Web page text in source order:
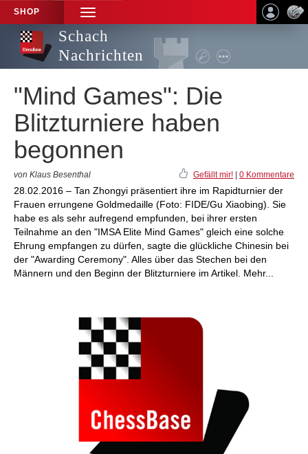
SHOP
TOGGLE
NAVIGATION
Schach
Nachrichten
"Mind Games": Die
Blitzturniere haben
begonnen
von Klaus Besenthal Gefällt mir! 0 Kommentare
28.02.2016 – Tan Zhongyi präsentiert ihre im Rapidturnier der
Frauen errungene Goldmedaille (Foto: FIDE/Gu Xiaobing). Sie
habe es als sehr aufregend empfunden, bei ihrer ersten
Teilnahme an den "IMSA Elite Mind Games" gleich eine solche
Ehrung empfangen zu dürfen, sagte die glückliche Chinesin bei
der "Awarding Ceremony". Alles über das Stechen bei den
Männern und den Beginn der Blitzturniere im Artikel. Mehr...